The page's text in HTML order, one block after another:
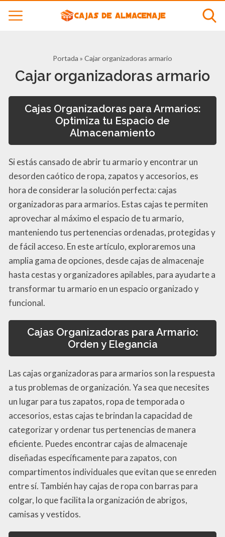
Portada » Cajar organizadoras armario
Cajar organizadoras armario
Cajas Organizadoras para Armarios:
Optimiza tu Espacio de
Almacenamiento
Si estás cansado de abrir tu armario y encontrar un
desorden caótico de ropa, zapatos y accesorios, es
hora de considerar la solución perfecta: cajas
organizadoras para armarios. Estas cajas te permiten
aprovechar al máximo el espacio de tu armario,
manteniendo tus pertenencias ordenadas, protegidas y
de fácil acceso. En este artículo, exploraremos una
amplia gama de opciones, desde cajas de almacenaje
hasta cestas y organizadores apilables, para ayudarte a
transformar tu armario en un espacio organizado y
funcional.
Cajas Organizadoras para Armario:
Orden y Elegancia
Las cajas organizadoras para armarios son la respuesta
a tus problemas de organización. Ya sea que necesites
un lugar para tus zapatos, ropa de temporada o
accesorios, estas cajas te brindan la capacidad de
categorizar y ordenar tus pertenencias de manera
eficiente. Puedes encontrar cajas de almacenaje
diseñadas específicamente para zapatos, con
compartimentos individuales que evitan que se enreden
entre sí. También hay cajas de ropa con barras para
colgar, lo que facilita la organización de abrigos,
camisas y vestidos.